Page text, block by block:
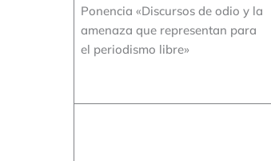
Ponencia «Discursos de odio y la
amenaza que representan para
el periodismo libre»